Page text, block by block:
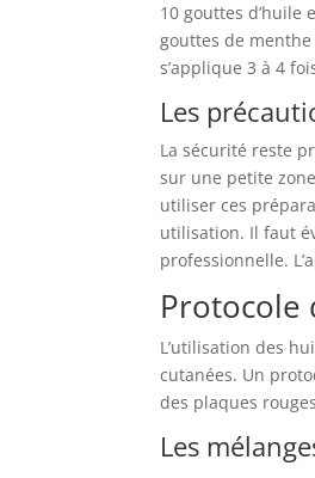
10 gouttes d’huile
gouttes de
s’applique 3 à 4
Les
La sécurité reste
sur une petite
utiliser ces
utilisation. Il faut
professionnelle.
Protocole
L’utilisation des
cutanées. Un
des plaques
Les